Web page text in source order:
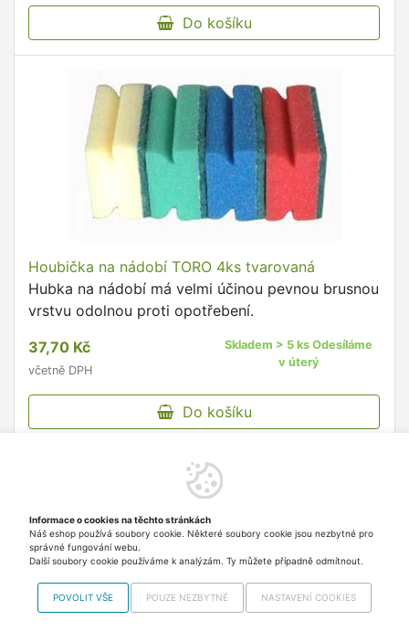
Do košíku
Houbička na nádobí TORO 4ks tvarovaná
Hubka na nádobí má velmi účinou pevnou brusnou
vrstvu odolnou proti opotřebení.
37,70 Kč
včetně DPH
Skladem > 5 ks Odesíláme
v úterý
Do košíku
Informace o cookies na těchto stránkách
Náš eshop používá soubory cookie. Některé soubory cookie jsou nezbytné pro
správné fungování webu.
Další soubory cookie používáme k analýzám. Ty můžete případně odmítnout.
POVOLIT VŠE POUZE NEZBYTNÉ NASTAVENÍ COOKIES